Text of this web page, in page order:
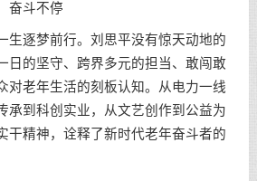
斗不停
逐梦前行。刘思平没有惊天动地的
日的坚守、跨界多元的担当、敢闯敢
对老年生活的刻板认知。从电力一线
承到科创实业，从文艺创作到公益为
干精神，诠释了新时代老年奋斗者的